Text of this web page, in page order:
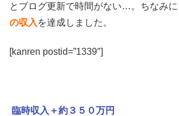
とブログ更新で時間がない…。ちなみに
の収入 を達成しました。
[kanren postid=”1339″]
臨時収入＋約３５０万円